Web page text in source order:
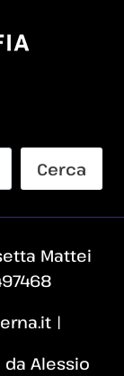
Cerca
Mattei
|
Alessio